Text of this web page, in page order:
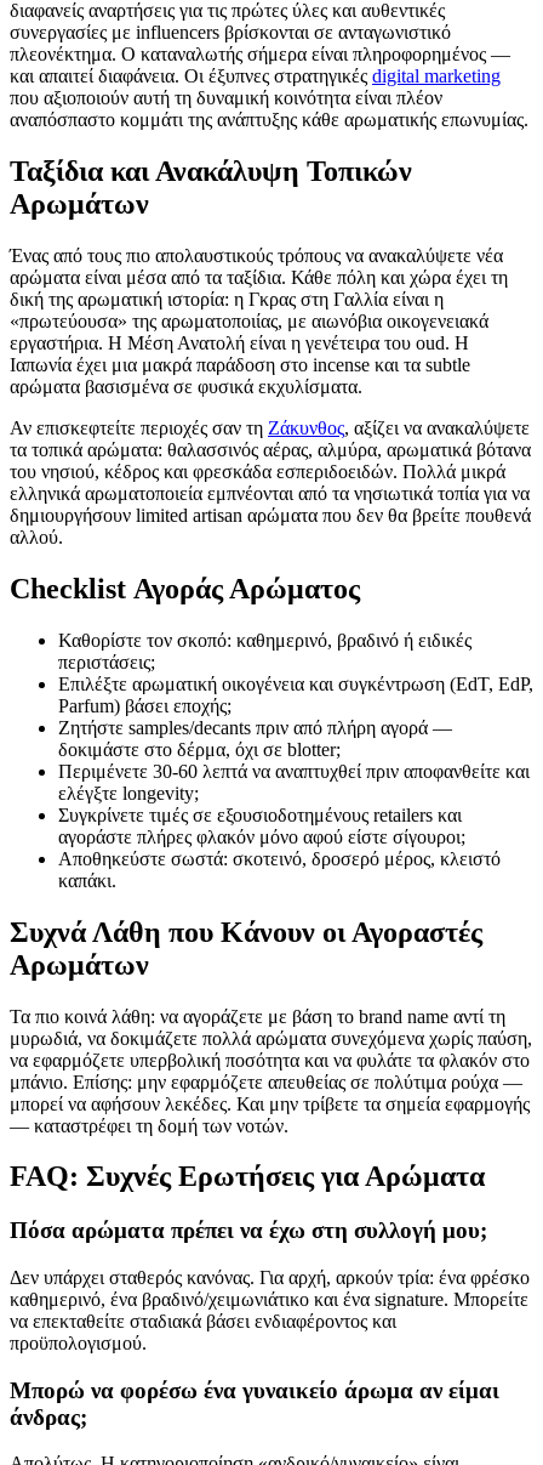
διαφανείς αναρτήσεις για τις πρώτες ύλες και αυθεντικές
συνεργασίες με influencers βρίσκονται σε ανταγωνιστικό
πλεονέκτημα. Ο καταναλωτής σήμερα είναι πληροφορημένος —
και απαιτεί διαφάνεια. Οι έξυπνες στρατηγικές digital marketing
που αξιοποιούν αυτή τη δυναμική κοινότητα είναι πλέον
αναπόσπαστο κομμάτι της ανάπτυξης κάθε αρωματικής επωνυμίας.
Ταξίδια και Ανακάλυψη Τοπικών
Αρωμάτων
Ένας από τους πιο απολαυστικούς τρόπους να ανακαλύψετε νέα
αρώματα είναι μέσα από τα ταξίδια. Κάθε πόλη και χώρα έχει τη
δική της αρωματική ιστορία: η Γκρας στη Γαλλία είναι η
«πρωτεύουσα» της αρωματοποιίας, με αιωνόβια οικογενειακά
εργαστήρια. Η Μέση Ανατολή είναι η γενέτειρα του oud. Η
Ιαπωνία έχει μια μακρά παράδοση στο incense και τα subtle
αρώματα βασισμένα σε φυσικά εκχυλίσματα.
Αν επισκεφτείτε περιοχές σαν τη Ζάκυνθος, αξίζει να ανακαλύψετε
τα τοπικά αρώματα: θαλασσινός αέρας, αλμύρα, αρωματικά βότανα
του νησιού, κέδρος και φρεσκάδα εσπεριδοειδών. Πολλά μικρά
ελληνικά αρωματoποιεία εμπνέονται από τα νησιωτικά τοπία για να
δημιουργήσουν limited artisan αρώματα που δεν θα βρείτε πουθενά
αλλού.
Checklist Αγοράς Αρώματος
Καθορίστε τον σκοπό: καθημερινό, βραδινό ή ειδικές
περιστάσεις;
Επιλέξτε αρωματική οικογένεια και συγκέντρωση (EdT, EdP,
Parfum) βάσει εποχής;
Ζητήστε samples/decants πριν από πλήρη αγορά —
δοκιμάστε στο δέρμα, όχι σε blotter;
Περιμένετε 30-60 λεπτά να αναπτυχθεί πριν αποφανθείτε και
ελέγξτε longevity;
Συγκρίνετε τιμές σε εξουσιοδοτημένους retailers και
αγοράστε πλήρες φλακόν μόνο αφού είστε σίγουροι;
Αποθηκεύστε σωστά: σκοτεινό, δροσερό μέρος, κλειστό
καπάκι.
Συχνά Λάθη που Κάνουν οι Αγοραστές
Αρωμάτων
Τα πιο κοινά λάθη: να αγοράζετε με βάση το brand name αντί τη
μυρωδιά, να δοκιμάζετε πολλά αρώματα συνεχόμενα χωρίς παύση,
να εφαρμόζετε υπερβολική ποσότητα και να φυλάτε τα φλακόν στο
μπάνιο. Επίσης: μην εφαρμόζετε απευθείας σε πολύτιμα ρούχα —
μπορεί να αφήσουν λεκέδες. Και μην τρίβετε τα σημεία εφαρμογής
— καταστρέφει τη δομή των νοτών.
FAQ: Συχνές Ερωτήσεις για Αρώματα
Πόσα αρώματα πρέπει να έχω στη συλλογή μου;
Δεν υπάρχει σταθερός κανόνας. Για αρχή, αρκούν τρία: ένα φρέσκο
καθημερινό, ένα βραδινό/χειμωνιάτικο και ένα signature. Μπορείτε
να επεκταθείτε σταδιακά βάσει ενδιαφέροντος και
προϋπολογισμού.
Μπορώ να φορέσω ένα γυναικείο άρωμα αν είμαι
άνδρας;